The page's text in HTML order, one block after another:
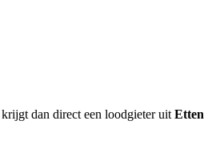
dan direct een loodgieter uit